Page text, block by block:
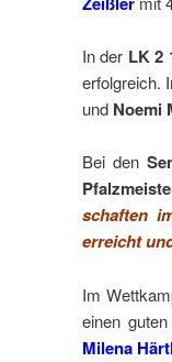
In der LK 2
erfolgreich.
und Noemi
Bei den
schaften
erreicht
Im
einen guten
Milena